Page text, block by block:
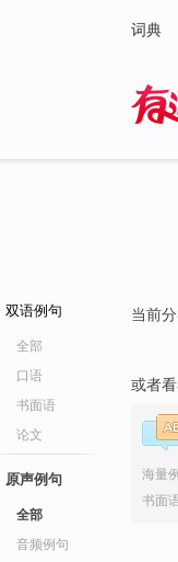
词典
双语例句
全部
口语
书面语
论文
原声例句
全部
音频例句
当前
或者
海量
书面